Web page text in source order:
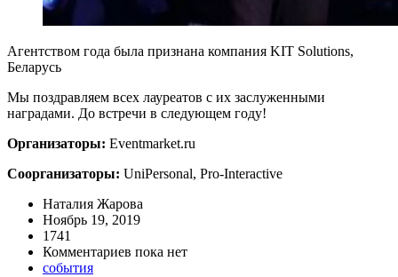
Агентством года была признана компания KIT Solutions,
Беларусь
Мы поздравляем всех лауреатов с их заслуженными
наградами. До встречи в следующем году!
Организаторы: Eventmarket.ru
Соорганизаторы: UniPersonal, Pro-Interactive
Наталия Жарова
Ноябрь 19, 2019
1741
Комментариев пока нет
события